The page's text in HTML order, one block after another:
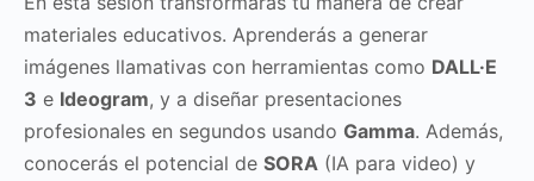
materiales educativos. Aprenderás a generar
imágenes llamativas con herramientas como DALL·E
3 e Ideogram, y a diseñar presentaciones
profesionales en segundos usando Gamma. Además,
conocerás el potencial de SORA (IA para video) y